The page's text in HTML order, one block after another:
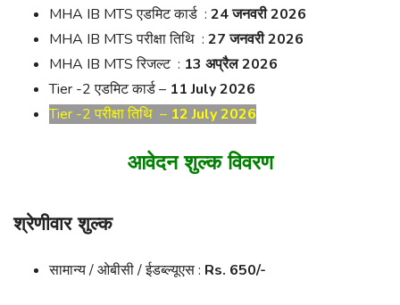
MHA IB MTS एडमिट कार्ड : 24 जनवरी 2026
MHA IB MTS परीक्षा तिथि : 27 जनवरी 2026
MHA IB MTS रिजल्ट : 13 अप्रैल 2026
Tier -2 एडमिट कार्ड – 11 July 2026
Tier -2 परीक्षा तिथि – 12 July 2026
आवेदन शुल्क विवरण
श्रेणीवार शुल्क
सामान्य / ओबीसी / ईडब्ल्यूएस : Rs. 650/-